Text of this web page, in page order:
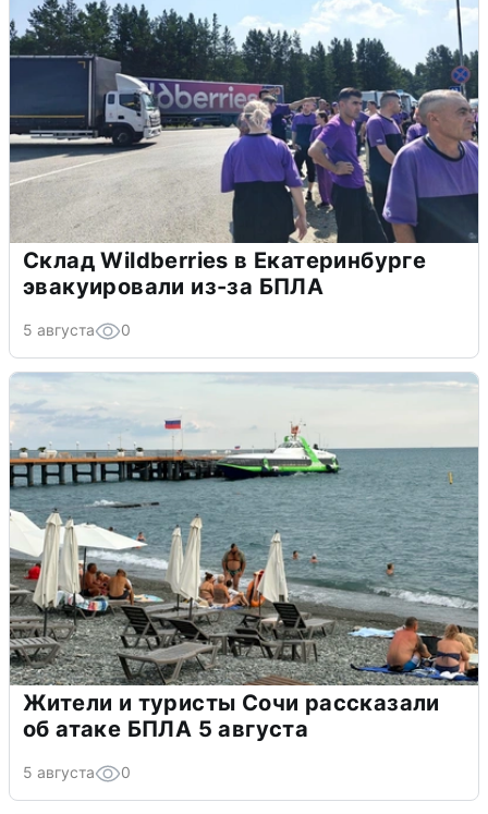
Склад Wildberries в Екатеринбурге
эвакуировали из-за БПЛА
5 августа 0
Жители и туристы Сочи рассказали
об атаке БПЛА 5 августа
5 августа 0